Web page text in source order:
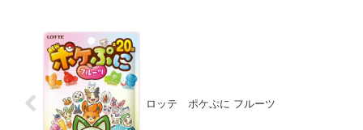
ロッテ ポケぷに フルーツ